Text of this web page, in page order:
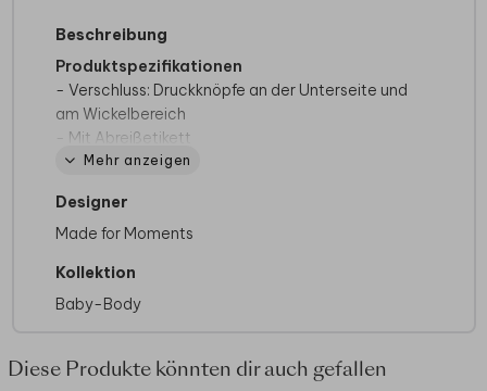
Beschreibung
Produktspezifikationen
- Verschluss: Druckknöpfe an der Unterseite und
am Wickelbereich
- Mit Abreißetikett
- Waschbar bei 40 Grad
- Erhältlich in verschiedenen Farben und Größen
Mehr anzeigen
Designer
Made for Moments
Kollektion
Baby-Body
Diese Produkte könnten dir auch gefallen